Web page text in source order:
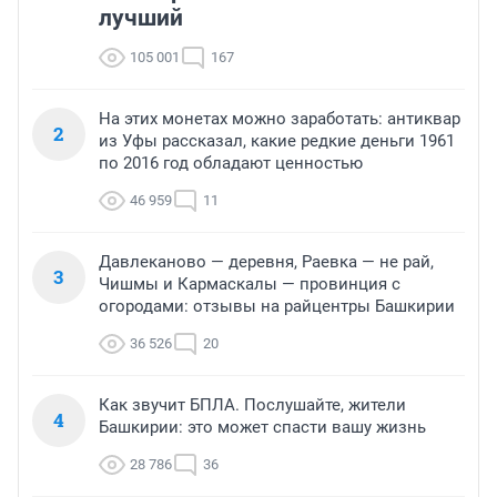
лучший
105 001 167
2
На этих монетах можно заработать: антиквар
из Уфы рассказал, какие редкие деньги 1961
по 2016 год обладают ценностью
46 959 11
3
Давлеканово — деревня, Раевка — не рай,
Чишмы и Кармаскалы — провинция с
огородами: отзывы на райцентры Башкирии
36 526 20
4
Как звучит БПЛА. Послушайте, жители
Башкирии: это может спасти вашу жизнь
28 786 36